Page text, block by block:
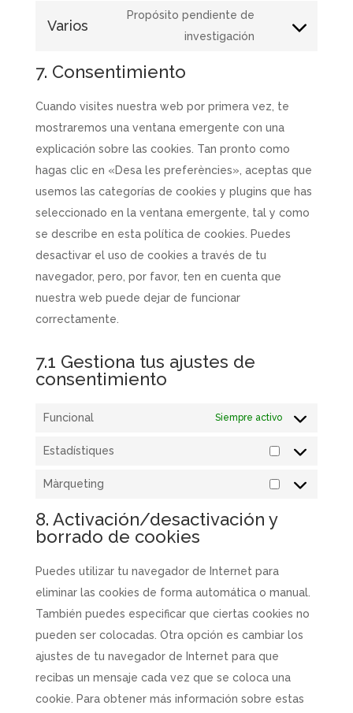
service
Varios
Propósito pendiente de
investigación
Consent
varios
7. Consentimiento
Cuando visites nuestra web por primera vez, te
mostraremos una ventana emergente con una
explicación sobre las cookies. Tan pronto como
hagas clic en «Desa les preferències», aceptas que
usemos las categorías de cookies y plugins que has
seleccionado en la ventana emergente, tal y como
se describe en esta política de cookies. Puedes
desactivar el uso de cookies a través de tu
navegador, pero, por favor, ten en cuenta que
nuestra web puede dejar de funcionar
correctamente.
7.1 Gestiona tus ajustes de
consentimiento
Funcional Siempre activo
Estadístiques
Estadístiques
Màrqueting
Màrqueting
8. Activación/desactivación y
borrado de cookies
Puedes utilizar tu navegador de Internet para
eliminar las cookies de forma automática o manual.
También puedes especificar que ciertas cookies no
pueden ser colocadas. Otra opción es cambiar los
ajustes de tu navegador de Internet para que
recibas un mensaje cada vez que se coloca una
cookie. Para obtener más información sobre estas